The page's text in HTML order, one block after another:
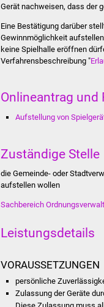
Gerät nachweisen, dass der
Eine Bestätigung darüber
Gewinnmöglichkeit
keine Spielhalle eröffnen
Verfahrensbeschreibung "
Onlineantrag und
Aufstellung von
Zuständige Stelle
die Gemeinde- oder
aufstellen wollen
Sachbereich
Leistungsdetails
VORAUSSETZUNGEN
persönliche
Zulassung der Geräte